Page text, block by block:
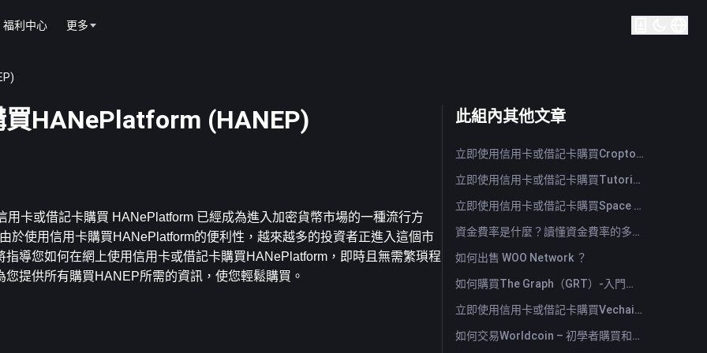
福利中心 更多
HANePlatform (HANEP)
卡或借記卡購買 HANePlatform 已經成為進入加密貨幣市場的一種流行方
於使用信用卡購買HANePlatform的便利性，越來越多的投資者正進入這個市
導您如何在網上使用信用卡或借記卡購買HANePlatform，即時且無需繁瑣程
提供所有購買HANEP所需的資訊，使您輕鬆購買。
此組內其他文章
立即使用信用卡或借記卡購買Cropto Wheat Token (CROW)
立即使用信用卡或借記卡購買Tutorial (TUT)
立即使用信用卡或借記卡購買Space ID (ID)
資金費率是什麼？讀懂資金費率的多空訊號與常見誤用
如何出售 WOO Network ？
如何購買The Graph（GRT）-入門指南
立即使用信用卡或借記卡購買Vechain (VET)
如何交易Worldcoin – 初學者購買和出售WLD的指南與技巧